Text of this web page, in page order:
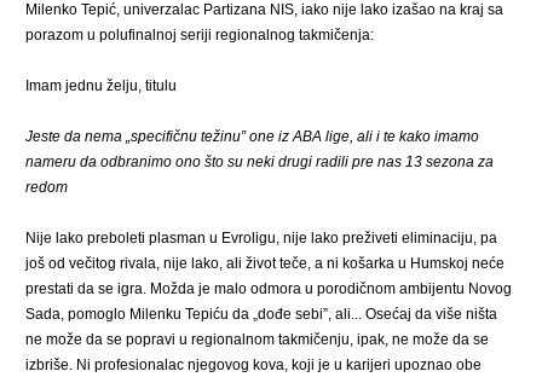
Milenko Tepić, univerzalac Partizana NIS, iako nije lako izašao na kraj sa
porazom u polufinalnoj seriji regionalnog takmičenja:
Imam jednu želju, titulu
Jeste da nema „specifičnu težinu” one iz ABA lige, ali i te kako imamo
nameru da odbranimo ono što su neki drugi radili pre nas 13 sezona za
redom
Nije lako preboleti plasman u Evroligu, nije lako preživeti eliminaciju, pa
još od večitog rivala, nije lako, ali život teče, a ni košarka u Humskoj neće
prestati da se igra. Možda je malo odmora u porodičnom ambijentu Novog
Sada, pomoglo Milenku Tepiću da „dođe sebi”, ali... Osećaj da više ništa
ne može da se popravi u regionalnom takmičenju, ipak, ne može da se
izbriše. Ni profesionalac njegovog kova, koji je u karijeri upoznao obe